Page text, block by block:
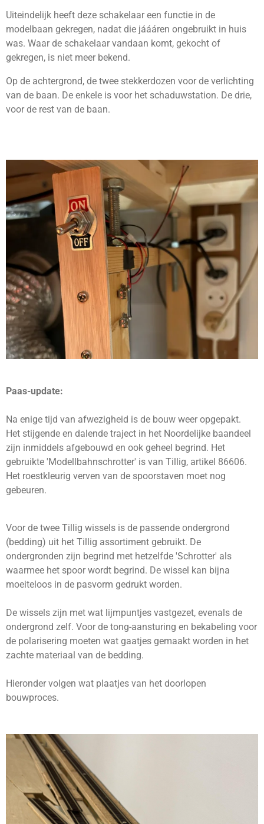
Uiteindelijk heeft deze schakelaar een functie in de
modelbaan gekregen, nadat die jáááren ongebruikt in huis
was. Waar de schakelaar vandaan komt, gekocht of
gekregen, is niet meer bekend.
Op de achtergrond, de twee stekkerdozen voor de verlichting
van de baan. De enkele is voor het schaduwstation. De drie,
voor de rest van de baan.
Paas-update:
Na enige tijd van afwezigheid is de bouw weer opgepakt.
Het stijgende en dalende traject in het Noordelijke baandeel
zijn inmiddels afgebouwd en ook geheel begrind. Het
gebruikte 'Modellbahnschrotter' is van Tillig, artikel 86606.
Het roestkleurig verven van de spoorstaven moet nog
gebeuren.
Voor de twee Tillig wissels is de passende ondergrond
(bedding) uit het Tillig assortiment gebruikt. De
ondergronden zijn begrind met hetzelfde 'Schrotter' als
waarmee het spoor wordt begrind. De wissel kan bijna
moeiteloos in de pasvorm gedrukt worden.
De wissels zijn met wat lijmpuntjes vastgezet, evenals de
ondergrond zelf. Voor de tong-aansturing en bekabeling voor
de polarisering moeten wat gaatjes gemaakt worden in het
zachte materiaal van de bedding.
Hieronder volgen wat plaatjes van het doorlopen
bouwproces.